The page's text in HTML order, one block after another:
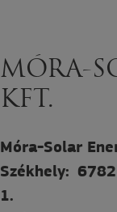
MÓRA-
KFT.
Móra-Solar
Székhely:
1.